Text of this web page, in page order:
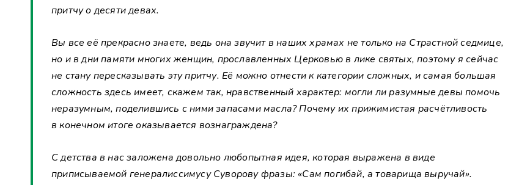
притчу о десяти девах.
Вы все её прекрасно знаете, ведь она звучит в наших храмах не только на Страстной седмице,
но и в дни памяти многих женщин, прославленных Церковью в лике святых, поэтому я сейчас
не стану пересказывать эту притчу. Её можно отнести к категории сложных, и самая большая
сложность здесь имеет, скажем так, нравственный характер: могли ли разумные девы помочь
неразумным, поделившись с ними запасами масла? Почему их прижимистая расчётливость
в конечном итоге оказывается вознаграждена?
С детства в нас заложена довольно любопытная идея, которая выражена в виде
приписываемой генералиссимусу Суворову фразы: «Сам погибай, а товарища выручай».